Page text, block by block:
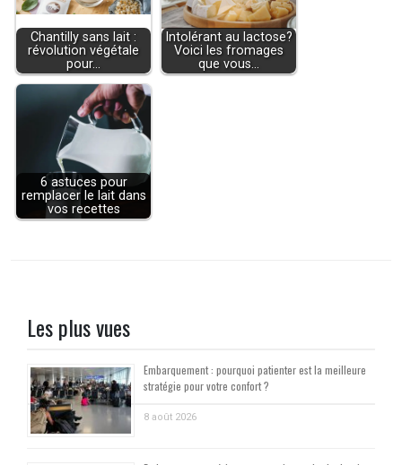
Chantilly sans lait :
révolution végétale
pour…
Intolérant au lactose?
Voici les fromages
que vous…
6 astuces pour
remplacer le lait dans
vos recettes
Les plus vues
Embarquement : pourquoi patienter est la meilleure
stratégie pour votre confort ?
8 août 2026